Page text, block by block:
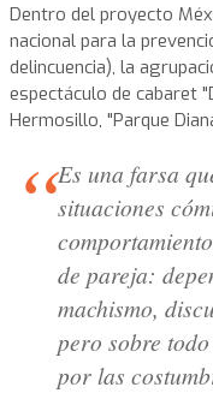
Dentro del proyecto
nacional para la
delincuencia), la
espectáculo de cabaret
Hermosillo, "Parque
Es una farsa
situaciones
de pareja:
machismo,
pero sobre
por las